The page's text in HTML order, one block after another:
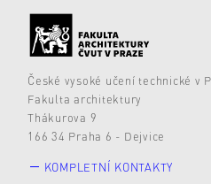
České vysoké učení technické v
Fakulta architektury
Thákurova 9
166 34 Praha 6 - Dejvice
KOMPLETNÍ KONTAKTY